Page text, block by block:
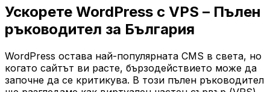
Ускорете WordPress с VPS – Пълен
ръководител за България
WordPress остава най-популярната CMS в света, но
когато сайтът ви расте, бързодействието може да
започне да се критикува. В този пълен ръководител